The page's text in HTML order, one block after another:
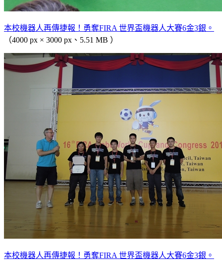
本校機器人再傳捷報！勇奪FIRA 世界盃機器人大賽6金3銀。
（4000 px × 3000 px、5.51 MB ）
本校機器人再傳捷報！勇奪FIRA 世界盃機器人大賽6金3銀。